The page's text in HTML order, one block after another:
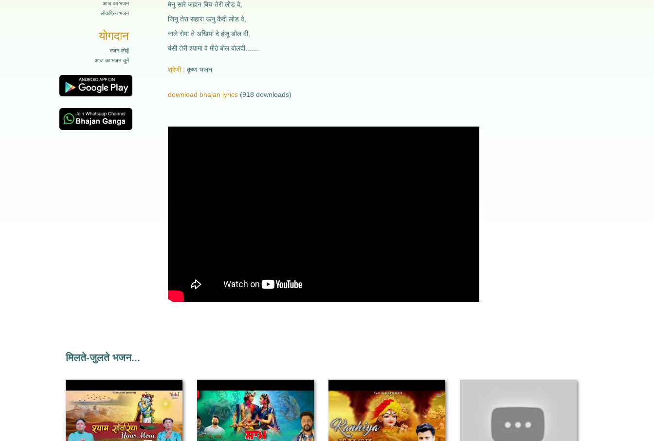
आज का भजन
लोकप्रिय भजन
योगदान
भजन जोड़ें
आज का भजन चुनें
मेनु सारे जहान बिच तेरी लोड वे,
जिनू तेरा सहारा ऊनु कैदी लोड वे,
नाले रोमा ते अखियां दे हंजू डोल दी,
बंसी तेरी श्यामा वे मीठे बोल बोलदी.......
श्रेणी कृष्ण भजन
download bhajan lyrics (918 downloads)
मिलते-जुलते भजन...